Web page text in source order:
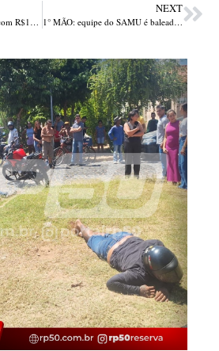
6 traficantes foram presos com R$16 mil, drogas e celulares no Piauí
NEXT
1° MÃO: equipe do SAMU é baleada ao atender faccionado alvejado em Teresina